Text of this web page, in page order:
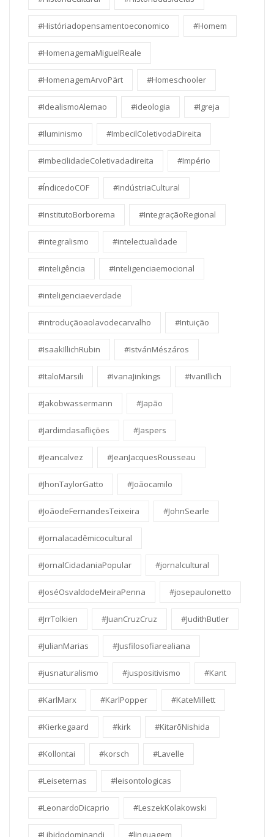
#Históriadopensamentoeconomico #Homem
#HomenagemaMiguelReale
#HomenagemArvoPärt #Homeschooler
#IdealismoAlemao #ideologia #Igreja
#Iluminismo #ImbecilColetivodaDireita
#ImbecilidadeColetivadadireita #Império
#ÍndicedoCOF #IndústriaCultural
#InstitutoBorborema #IntegraçãoRegional
#integralismo #intelectualidade
#Inteligência #Inteligenciaemocional
#inteligenciaeverdade
#introduçãoaolavodecarvalho #Intuição
#IsaakIllichRubin #IstvánMészáros
#ItaloMarsili #IvanaJinkings #IvanIllich
#Jakobwassermann #Japão
#Jardimdasaflições #Jaspers
#Jeancalvez #JeanJacquesRousseau
#JhonTaylorGatto #Joãocamilo
#JoãodeFernandesTeixeira #JohnSearle
#Jornalacadêmicocultural
#JornalCidadaniaPopular #jornalcultural
#JoséOsvaldodeMeiraPenna #josepaulonetto
#JrrTolkien #JuanCruzCruz #JudithButler
#JulianMarias #Jusfilosofiarealiana
#jusnaturalismo #juspositivismo #Kant
#KarlMarx #KarlPopper #KateMillett
#Kierkegaard #kirk #KitarōNishida
#Kollontai #korsch #Lavelle
#Leiseternas #leisontologicas
#LeonardoDicaprio #LeszekKolakowski
#Libidodominandi #linguagem